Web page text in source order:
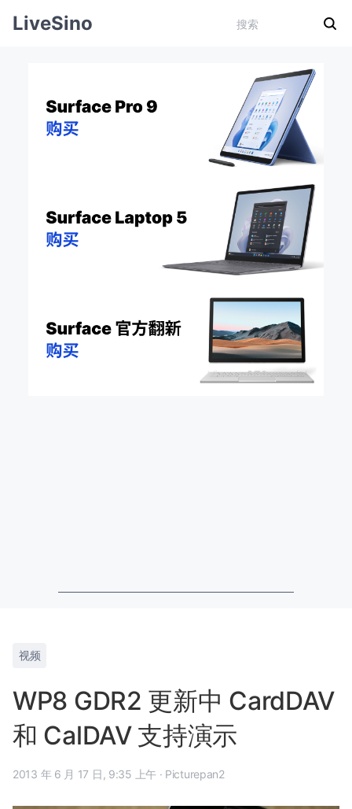
LiveSino
视频
WP8 GDR2 更新中 CardDAV
和 CalDAV 支持演示
2013 年 6 月 17 日, 9:35 上午 · Picturepan2